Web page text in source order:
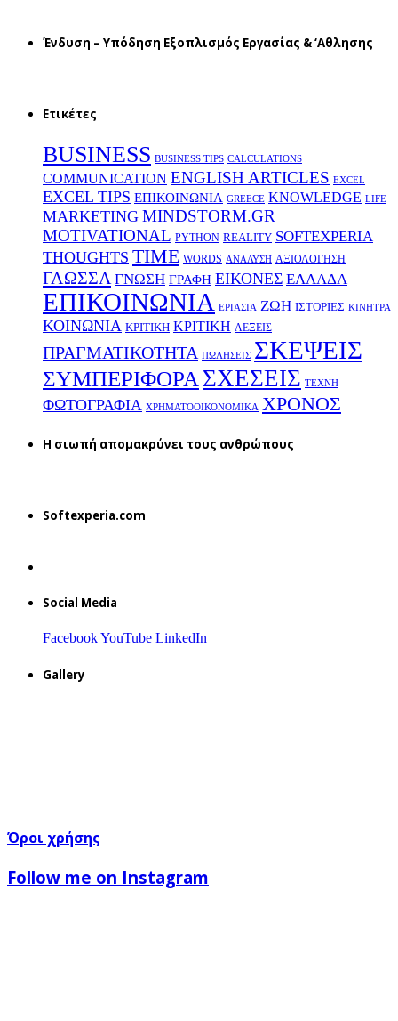
Ένδυση – Υπόδηση Εξοπλισμός Εργασίας & ‘Aθλησης
Ετικέτες
BUSINESS BUSINESS TIPS CALCULATIONS
COMMUNICATION ENGLISH ARTICLES EXCEL
EXCEL TIPS EΠΙΚΟΙΝΩΝΙΑ GREECE KNOWLEDGE LIFE
MARKETING MINDSTORM.GR
MOTIVATIONAL PYTHON REALITY SOFTEXPERIA
THOUGHTS TIME WORDS ΑΝΑΛΥΣΗ ΑΞΙΟΛΟΓΗΣΗ
ΓΛΩΣΣΑ ΓΝΩΣΗ ΓΡΑΦΗ ΕΙΚΟΝΕΣ ΕΛΛΑΔΑ
ΕΠΙΚΟΙΝΩΝΙΑ ΕΡΓΑΣΙΑ ΖΩΗ ΙΣΤΟΡΙΕΣ ΚΙΝΗΤΡΑ
ΚΟΙΝΩΝΙΑ ΚΡΙΤΙΚΗ ΚΡΙΤΙΚΗ ΛΕΞΕΙΣ
ΠΡΑΓΜΑΤΙΚΟΤΗΤΑ ΠΩΛΗΣΕΙΣ ΣΚΕΨΕΙΣ
ΣΥΜΠΕΡΙΦΟΡΑΣΧΕΣΕΙΣ ΤΕΧΝΗ
ΦΩΤΟΓΡΑΦΙΑ ΧΡΗΜΑΤΟΟΙΚΟΝΟΜΙΚΑ ΧΡΟΝΟΣ
H σιωπή απομακρύνει τους ανθρώπους
Softexperia.com
Social Media
FacebookYouTube LinkedIn
Gallery
Όροι χρήσης
Follow me on Instagram